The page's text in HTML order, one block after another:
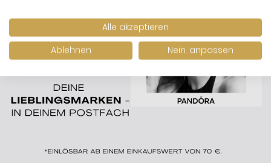
Alle akzeptieren
Ablehnen
Nein, anpassen